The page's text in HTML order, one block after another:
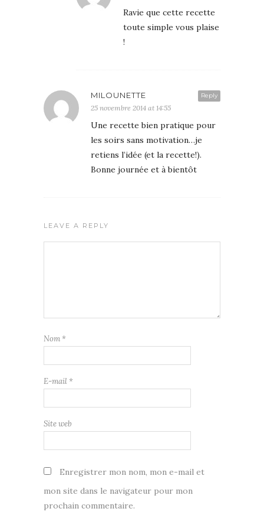
Ravie que cette recette
toute simple vous plaise
!
Reply
MILOUNETTE
25 novembre 2014 at 14:55
Une recette bien pratique pour
les soirs sans motivation…je
retiens l’idée (et la recette!).
Bonne journée et à bientôt
LEAVE A REPLY
Nom *
E-mail *
Site web
Enregistrer mon nom, mon e-mail et
mon site dans le navigateur pour mon
prochain commentaire.